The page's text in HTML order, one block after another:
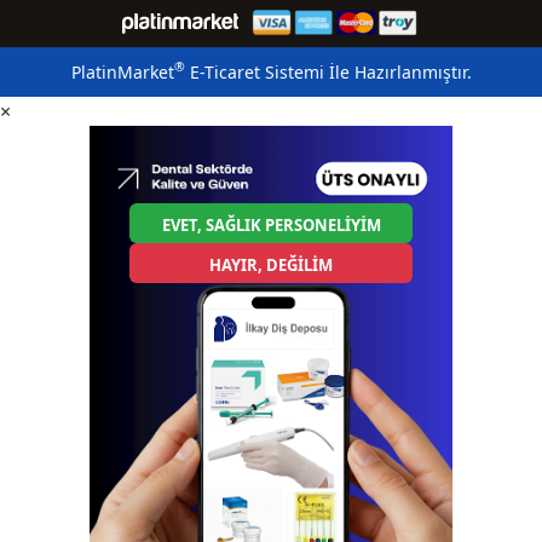
PlatinMarket®E-Ticaret Sistemi İle Hazırlanmıştır.
×
EVET, SAĞLIK PERSONELİYİM
HAYIR, DEĞİLİM